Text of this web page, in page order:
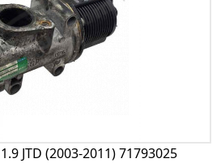
JTD (2003-2011) 71793025